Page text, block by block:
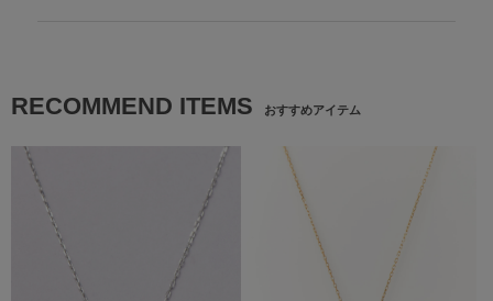
RECOMMEND ITEMS おすすめアイテム